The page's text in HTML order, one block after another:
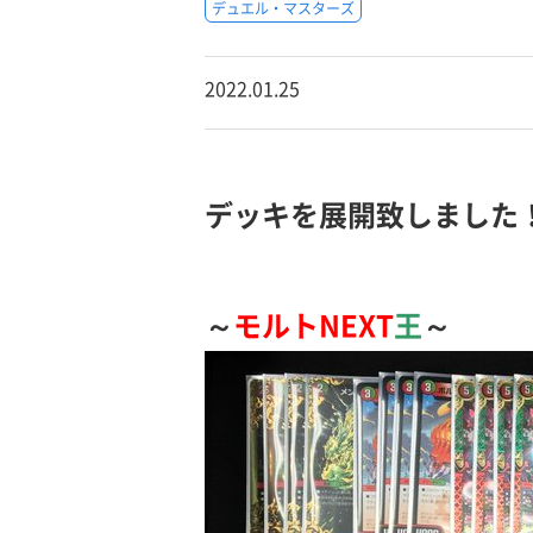
デュエル・マスターズ
2022.01.25
デッキを展開致しました
～モルトNEXT王～